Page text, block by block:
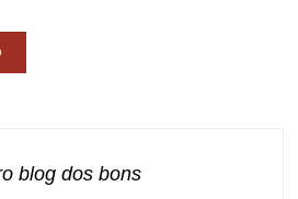
blog dos bons